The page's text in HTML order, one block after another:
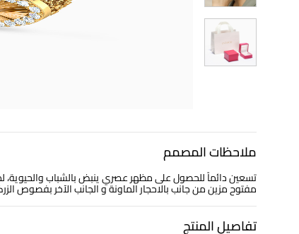
ملاحظات المصمم
مفتوح مزين من جانب بالاحجار الماونة و الجانب الآخر بفصوص
تفاصيل المنتج